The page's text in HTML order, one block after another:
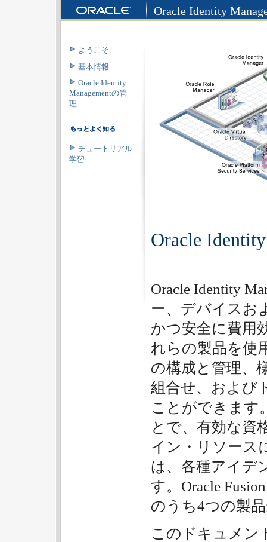
Oracle Identity
ようこそ
基本情報
Oracle Identity
Managementの管
理
チュートリアル
学習
Oracle
Oracle Identity
ー、デバイスお
かつ安全に費用
れらの製品を使
の構成と管理、
組合せ、および
ことができます
とで、有効な資
イン・リソース
は、各種アイデ
す。Oracle
のうち4つの製
このドキュメン